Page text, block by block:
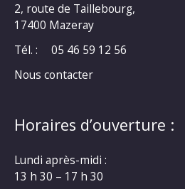
2, route de Taillebourg,
17400 Mazeray
Tél. :
05 46 59 12 56
Nous contacter
Horaires d’ouverture :
Lundi après-midi :
13 h 30 – 17 h 30